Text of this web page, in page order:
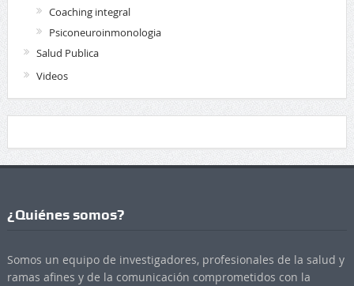
Coaching integral
Psiconeuroinmonologia
Salud Publica
Videos
¿Quiénes somos?
Somos un equipo de investigadores, profesionales de la salud y
ramas afines y de la comunicación comprometidos con la